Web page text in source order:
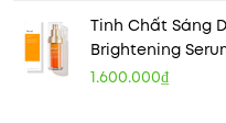
Tinh Chất Sáng
Brightening
1.600.000₫